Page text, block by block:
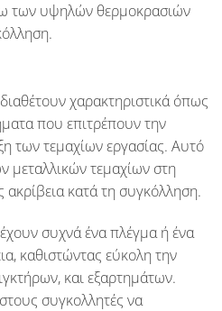
των υψηλών θερμοκρασιών
χαρακτηριστικά όπως
που επιτρέπουν την
των τεμαχίων εργασίας. Αυτό
μεταλλικών τεμαχίων στη
ακρίβεια κατά τη συγκόλληση.
συχνά ένα πλέγμα ή ένα
καθιστώντας εύκολη την
και εξαρτημάτων.
συγκολλητές να